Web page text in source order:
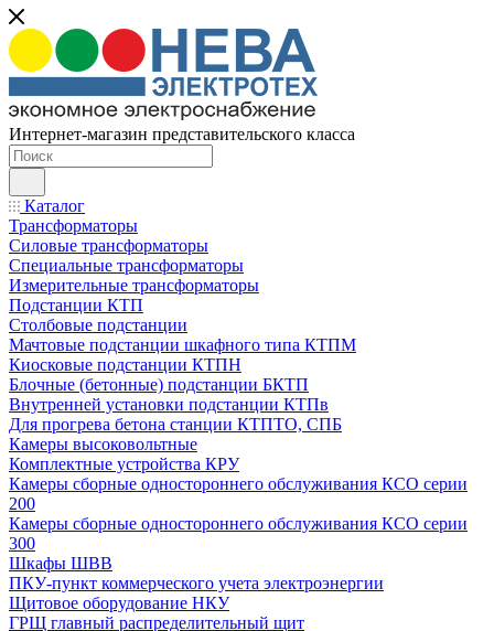
Интернет-магазин представительского класса
Каталог
Трансформаторы
Силовые трансформаторы
Специальные трансформаторы
Измерительные трансформаторы
Подстанции КТП
Столбовые подстанции
Мачтовые подстанции шкафного типа КТПМ
Киосковые подстанции КТПН
Блочные (бетонные) подстанции БКТП
Внутренней установки подстанции КТПв
Для прогрева бетона станции КТПТО, СПБ
Камеры высоковольтные
Комплектные устройства КРУ
Камеры сборные одностороннего обслуживания КСО серии
200
Камеры сборные одностороннего обслуживания КСО серии
300
Шкафы ШВВ
ПКУ-пункт коммерческого учета электроэнергии
Щитовое оборудование НКУ
ГРЩ главный распределительный щит